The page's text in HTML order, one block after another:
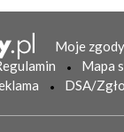
Moje zgody
Mapa
DSA/